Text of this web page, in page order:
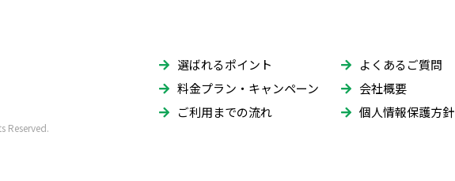
Reserved.
選ばれるポイント
料金プラン・キャンペーン
ご利用までの流れ
よくあるご質問
会社概要
個人情報保護方針